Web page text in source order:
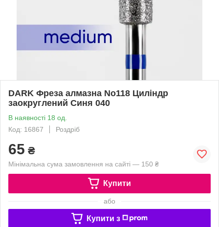
DARK Фреза алмазна No118 Циліндр
заокруглений Синя 040
В наявності 18 од.
Код: 16867
Роздріб
65 ₴
Мінімальна сума замовлення на сайті — 150 ₴
Купити
або
Купити з